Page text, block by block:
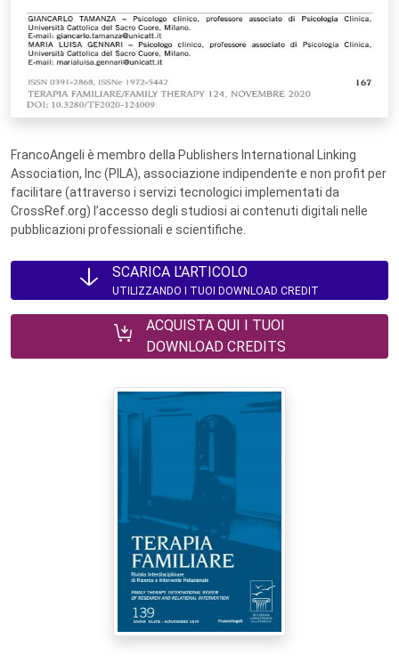
FrancoAngeli è membro della Publishers International Linking
Association, Inc (PILA), associazione indipendente e non profit per
facilitare (attraverso i servizi tecnologici implementati da
CrossRef.org) l’accesso degli studiosi ai contenuti digitali nelle
pubblicazioni professionali e scientifiche.
SCARICA L'ARTICOLO
UTILIZZANDO I TUOI DOWNLOAD CREDIT
ACQUISTA QUI I TUOI
DOWNLOAD CREDITS